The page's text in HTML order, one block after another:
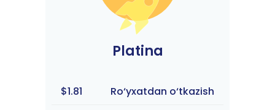
Platina
$1.81
Ro‘yxatdan o‘tkazish